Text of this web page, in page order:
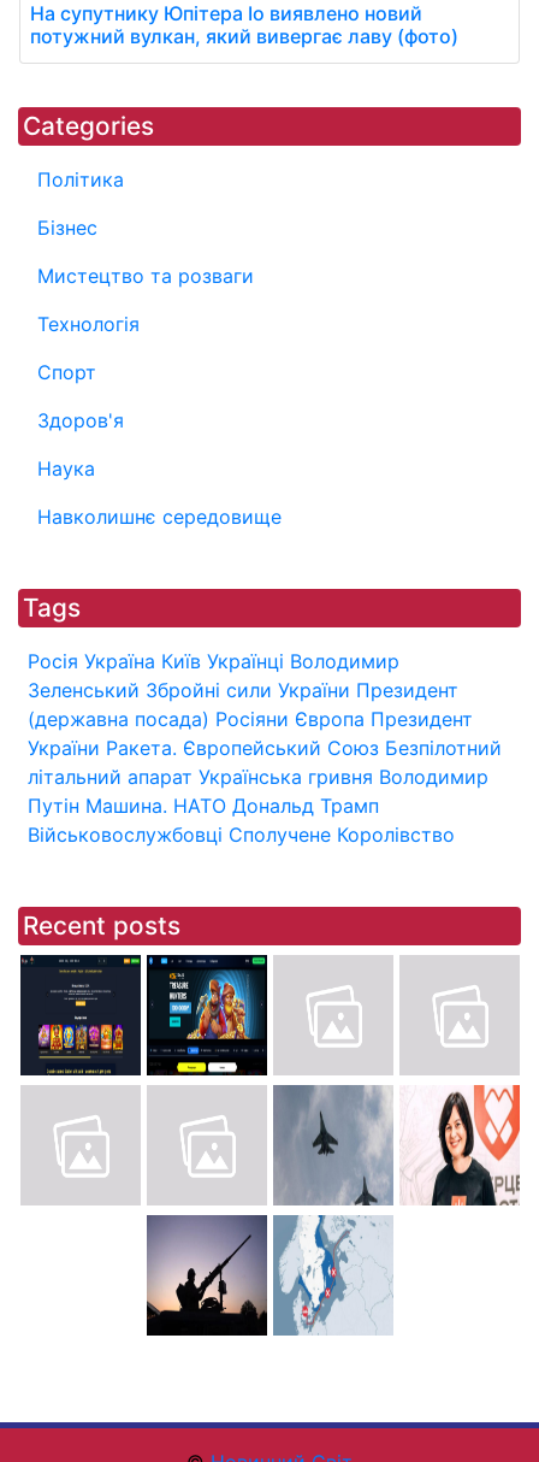
На супутнику Юпітера Іо виявлено новий
потужний вулкан, який вивергає лаву (фото)
Categories
Політика
Бізнес
Мистецтво та розваги
Технологія
Спорт
Здоров'я
Наука
Навколишнє середовище
Tags
Росія Україна Київ Українці Володимир
Зеленський Збройні сили України Президент
(державна посада) Росіяни Європа Президент
України Ракета. Європейський Союз Безпілотний
літальний апарат Українська гривня Володимир
Путін Машина. НАТО Дональд Трамп
Військовослужбовці Сполучене Королівство
Recent posts